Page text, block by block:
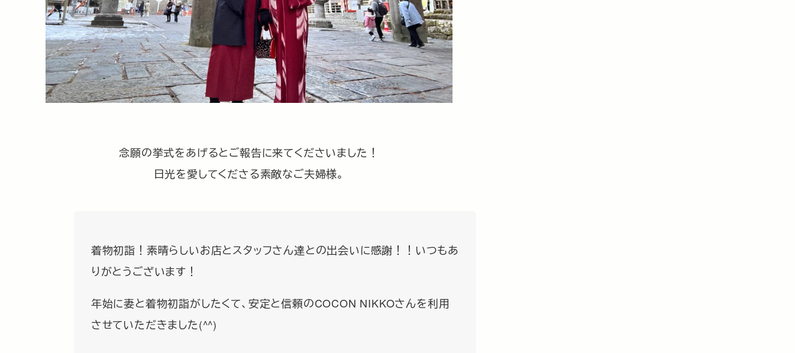
念願の挙式をあげるとご報告に来てくださいました！
日光を愛してくださる素敵なご夫婦様。
着物初詣！素晴らしいお店とスタッフさん達との出会いに感謝！！いつもあ
りがとうございます！
年始に妻と着物初詣がしたくて、安定と信頼のCOCON NIKKOさんを利用
させていただきました(^^)